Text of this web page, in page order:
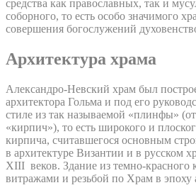
средства как православных, так и
соборного, то есть особо значимого
совершения богослужений
Архитектура храма
Александро-Невский храм был
архитектора Гольма и под его
стиле из так называемой «плинфы»
«кирпич»), то есть широкого и
кирпича, считавшегося основным
в архитектуре Византии и в русском
XIII веков. Здание из темно-
витражами и резьбой по Храм в эпоху